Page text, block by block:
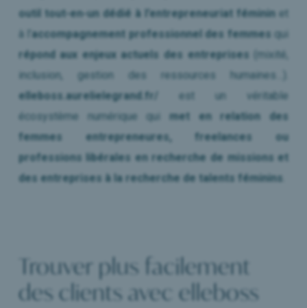
outil tout-en-un dédié à l’entrepreneuriat féminin et
à l’ accompagnement professionnel des femmes qui
répond aux enjeux actuels des entreprises (mixité,
inclusion, gestion des ressources humaines…).
elleboss.aurelielegrand.fr/
est un véritable
écosystème numérique qui met en relation des
femmes entrepreneures, freelances ou
professions libérales en recherche de missions et
des entreprises à la recherche de talents féminins
Trouver plus facilement
des clients avec elleboss